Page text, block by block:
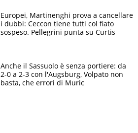
Europei, Martinenghi prova a cancellare
i dubbi: Ceccon tiene tutti col fiato
sospeso. Pellegrini punta su Curtis
Anche il Sassuolo è senza portiere: da
2-0 a 2-3 con l'Augsburg, Volpato non
basta, che errori di Muric